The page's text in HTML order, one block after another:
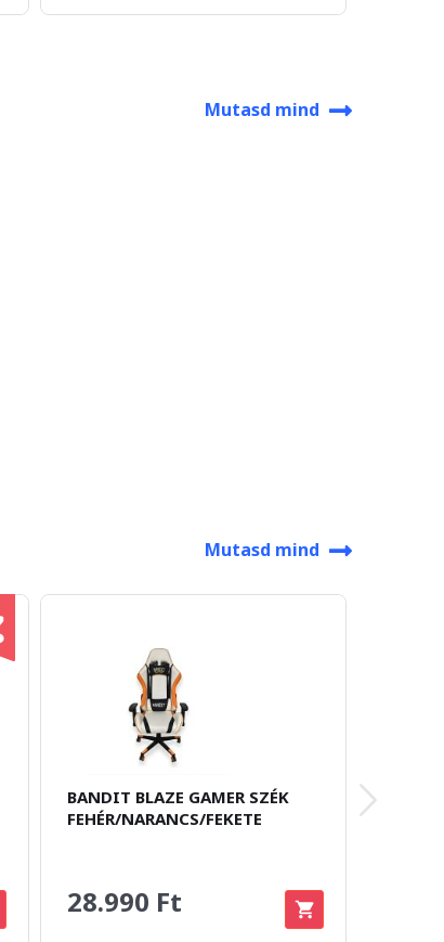
Mutasd mind
Mutasd mind
BANDIT BLAZE GAMER SZÉK
FEHÉR/NARANCS/FEKETE
28.990 Ft